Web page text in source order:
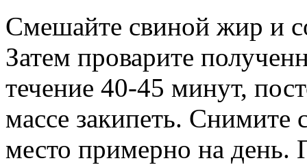
Смешайте свиной жир и
Затем проварите
течение 40-45 минут,
массе закипеть. Снимите
место примерно на день.